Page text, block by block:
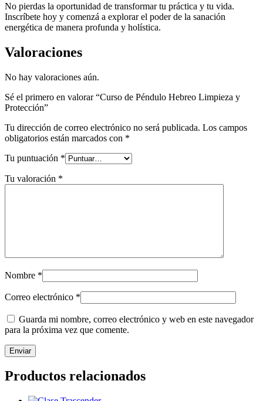
No pierdas la oportunidad de transformar tu práctica y tu vida.
Inscríbete hoy y comenzá a explorar el poder de la sanación
energética de manera profunda y holística.
Valoraciones
No hay valoraciones aún.
Sé el primero en valorar “Curso de Péndulo Hebreo Limpieza y
Protección”
Tu dirección de correo electrónico no será publicada. Los campos
obligatorios están marcados con *
Tu puntuación *
Tu valoración *
Nombre *
Correo electrónico *
Guarda mi nombre, correo electrónico y web en este navegador
para la próxima vez que comente.
Productos relacionados